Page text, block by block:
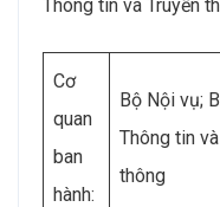
Thông tin và Truyền
Cơ
quan
ban
hành:
Bộ Nội vụ;
Thông tin
thông